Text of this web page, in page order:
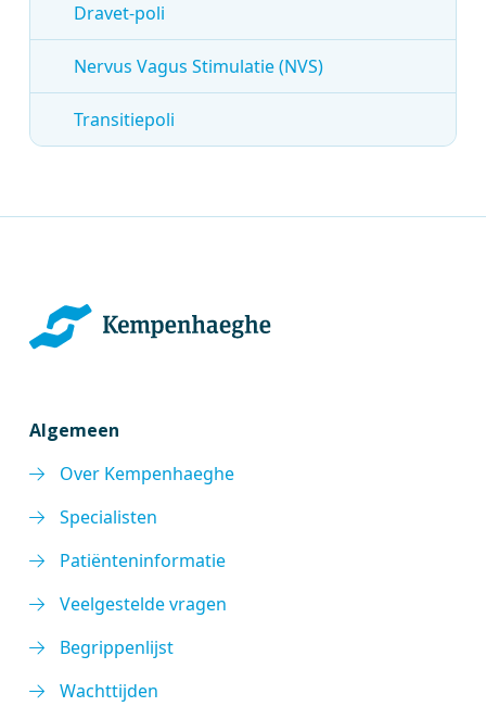
Dravet-poli
Nervus Vagus Stimulatie (NVS)
Transitiepoli
Algemeen
Over Kempenhaeghe
Specialisten
Patiënteninformatie
Veelgestelde vragen
Begrippenlijst
Wachttijden